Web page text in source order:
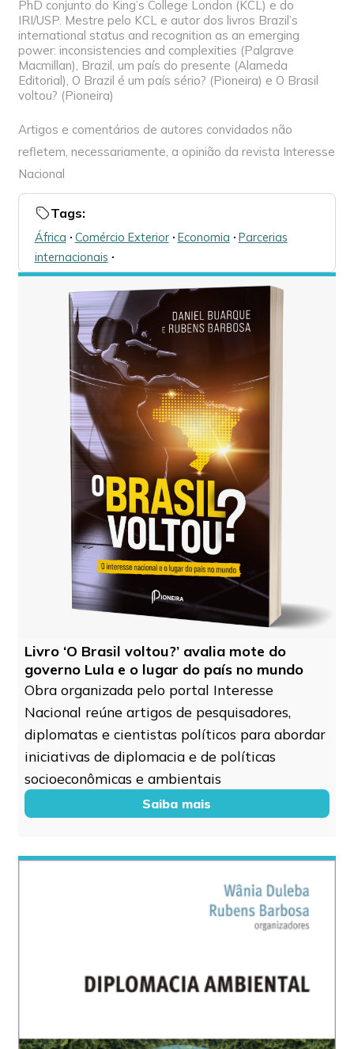
PhD conjunto do King’s College London (KCL) e do
IRI/USP. Mestre pelo KCL e autor dos livros Brazil’s
international status and recognition as an emerging
power: inconsistencies and complexities (Palgrave
Macmillan), Brazil, um país do presente (Alameda
Editorial), O Brazil é um país sério? (Pioneira) e O Brasil
voltou? (Pioneira)
Artigos e comentários de autores convidados não
refletem, necessariamente, a opinião da revista Interesse
Nacional
Tags:
África 🞌 Comércio Exterior🞌 Economia 🞌 Parcerias
internacionais 🞌
Livro ‘O Brasil voltou?’ avalia mote do
governo Lula e o lugar do país no mundo
Obra organizada pelo portal Interesse
Nacional reúne artigos de pesquisadores,
diplomatas e cientistas políticos para abordar
iniciativas de diplomacia e de políticas
socioeconômicas e ambientais
Saiba mais